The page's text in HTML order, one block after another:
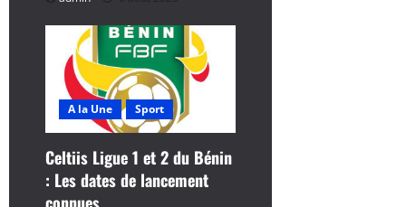
r
c
l
A la Une Sport
Celtiis Ligue 1 et 2 du Bénin
: Les dates de lancement